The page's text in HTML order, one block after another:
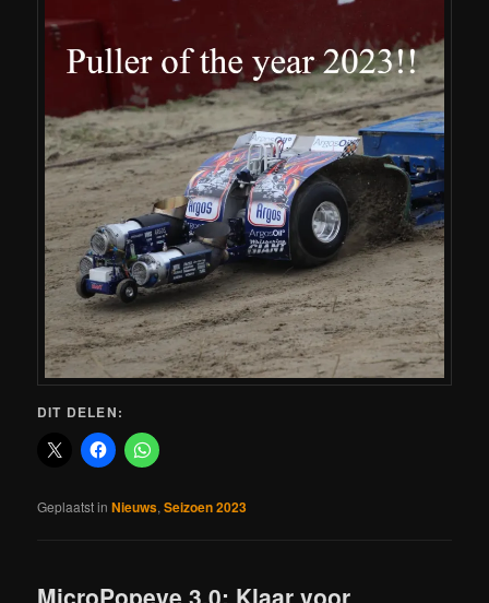
DIT DELEN:
Geplaatst in Nieuws,Seizoen 2023